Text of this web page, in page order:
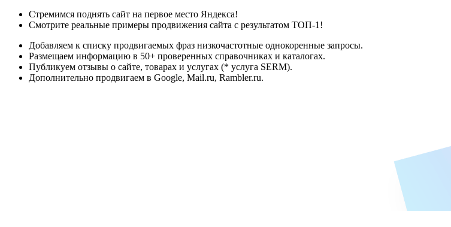
Стремимся поднять сайт на первое место Яндекса!
Смотрите реальные примеры продвижения сайта с результатом ТОП-1!
Добавляем к списку продвигаемых фраз низкочастотные однокоренные запросы.
Размещаем информацию в 50+ проверенных справочниках и каталогах.
Публикуем отзывы о сайте, товарах и услугах (* услуга SERM).
Дополнительно продвигаем в Google, Mail.ru, Rambler.ru.